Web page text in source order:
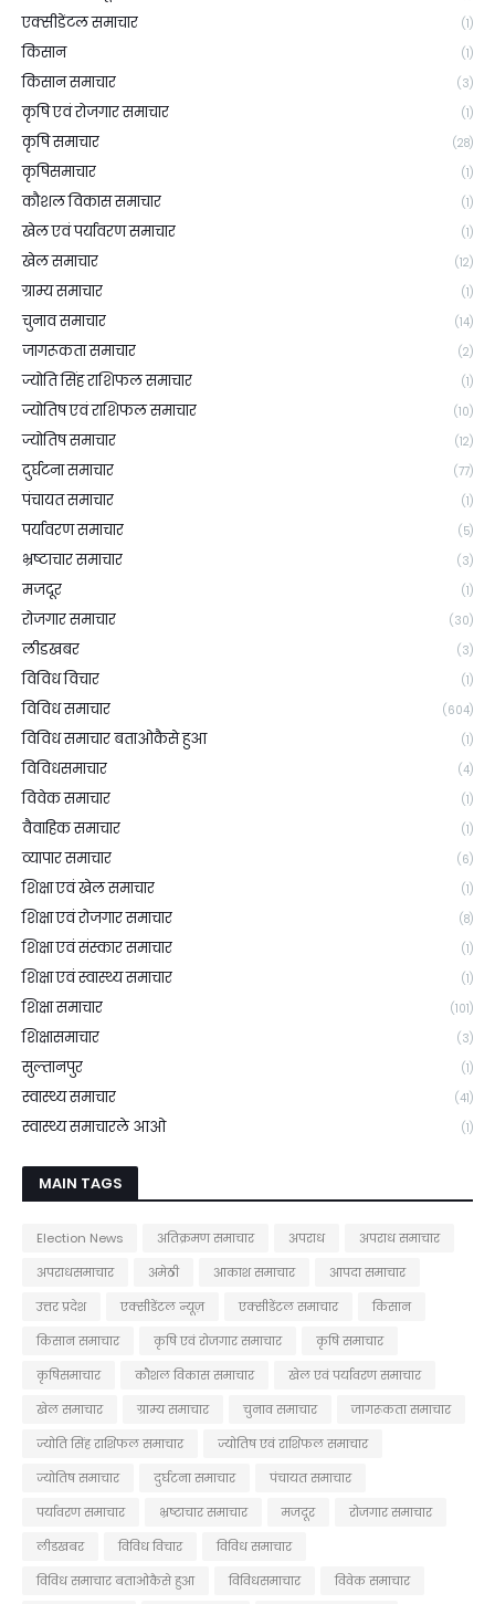
एक्सीडेंटल समाचार (1)
किसान (1)
किसान समाचार (3)
कृषि एवं रोजगार समाचार (1)
कृषि समाचार (28)
कृषिसमाचार (1)
कौशल विकास समाचार (1)
खेल एवं पर्यावरण समाचार (1)
खेल समाचार (12)
ग्राम्य समाचार (1)
चुनाव समाचार (14)
जागरूकता समाचार (2)
ज्योति सिंह राशिफल समाचार (1)
ज्योतिष एवं राशिफल समाचार (10)
ज्योतिष समाचार (12)
दुर्घटना समाचार (77)
पंचायत समाचार (1)
पर्यावरण समाचार (5)
भ्रष्टाचार समाचार (3)
मजदूर (1)
रोजगार समाचार (30)
लीडखबर (3)
विविध विचार (1)
विविध समाचार (604)
विविध समाचार बताओकैसे हुआ (1)
विविधसमाचार (4)
विवेक समाचार (1)
वैवाहिक समाचार (1)
व्यापार समाचार (6)
शिक्षा एवं खेल समाचार (1)
शिक्षा एवं रोजगार समाचार (8)
शिक्षा एवं संस्कार समाचार (1)
शिक्षा एवं स्वास्थ्य समाचार (1)
शिक्षा समाचार (101)
शिक्षासमाचार (3)
सुल्तानपुर (1)
स्वास्थ्य समाचार (41)
स्वास्थ्य समाचारले आओ (1)
MAIN TAGS
Election News अतिक्रमण समाचार अपराध
अपराध समाचार
अपराधसमाचार
अमेठी आकाश समाचार
आपदा समाचार
उत्तर प्रदेश
एक्सीडेंटल न्यूज़ एक्सीडेंटल समाचार
किसान
किसान समाचार
कृषि एवं रोजगार समाचार
कृषि समाचार
कृषिसमाचार
कौशल विकास समाचार
खेल एवं पर्यावरण समाचार
खेल समाचार
ग्राम्य समाचार चुनाव समाचार
जागरूकता समाचार
ज्योति सिंह राशिफल समाचार
ज्योतिष एवं राशिफल समाचार
ज्योतिष समाचार
दुर्घटना समाचार
पंचायत समाचार
पर्यावरण समाचार
भ्रष्टाचार समाचार मजदूर
रोजगार समाचार
लीडखबर
विविध विचार
विविध समाचार
विविध समाचार बताओकैसे हुआ
विविधसमाचार
विवेक समाचार